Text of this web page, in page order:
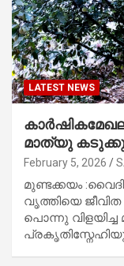
LATEST NEWS
മാത്യു
February 5, 2026
മുണ്ടക്കയം
വൃത്തിയെ ജീവിത
പൊന്നു